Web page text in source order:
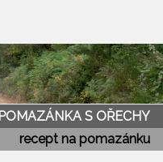
S OŘECHY
recept na pomazánku